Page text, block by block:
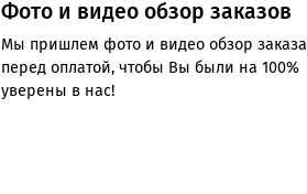
Фото и видео обзор заказов
Мы пришлем фото и видео обзор заказа
перед оплатой, чтобы Вы были на 100%
уверены в нас!